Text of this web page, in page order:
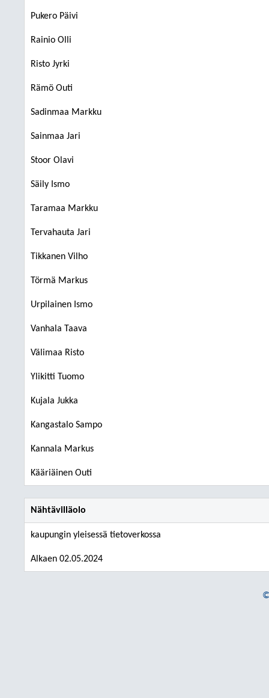
Pukero Päivi
Rainio Olli
Risto Jyrki
Rämö Outi
Sadinmaa Markku
Sainmaa Jari
Stoor Olavi
Säily Ismo
Taramaa Markku
Tervahauta Jari
Tikkanen Vilho
Törmä Markus
Urpilainen Ismo
Vanhala Taava
Välimaa Risto
Ylikitti Tuomo
Kujala Jukka
Kangastalo Sampo
Kannala Markus
Kääriäinen Outi
Nähtävilläolo
kaupungin yleisessä tietoverkossa
Alkaen 02.05.2024